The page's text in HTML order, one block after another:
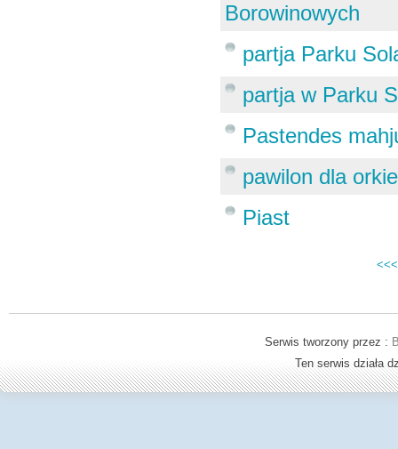
Borowinowych
partja Parku
partja w Parku
Pastendes
pawilon dla
Piast
Serwis tworzony przez :
Ten serwis działa